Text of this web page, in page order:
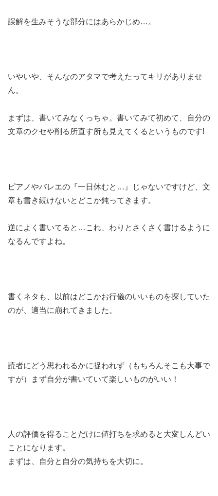
誤解を生みそうな部分にはあらかじめ…。
いやいや、そんなのアタマで考えたってキリがありませ
ん。
まずは、書いてみなくっちゃ。書いてみて初めて、自分の
文章のクセや削る所直す所も見えてくるというものです!
ピアノやバレエの『一日休むと…』じゃないですけど、文
章も書き続けないとどこか鈍ってきます。
逆によく書いてると…これ、わりとさくさく書けるように
なるんですよね。
書くネタも、以前はどこかお行儀のいいものを探していた
のが、適当に崩れてきました。
読者にどう思われるかに捉われず（もちろんそこも大事で
すが）まず自分が書いていて楽しいものがいい！
人の評価を得ることだけに値打ちを求めると大変しんどい
ことになります。
まずは、自分と自分の気持ちを大切に。